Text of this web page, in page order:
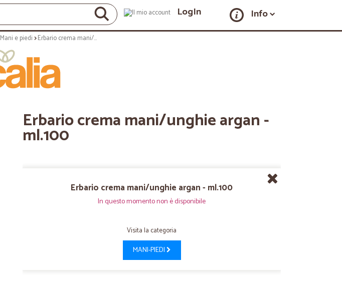
LogIn Info
Mani e piedi Erbario crema mani/unghie argan - ml.100
Erbario crema mani/unghie argan -
ml.100
Erbario crema mani/unghie argan - ml.100
In questo momento non è disponibile
Visita la categoria
MANI-PIEDI